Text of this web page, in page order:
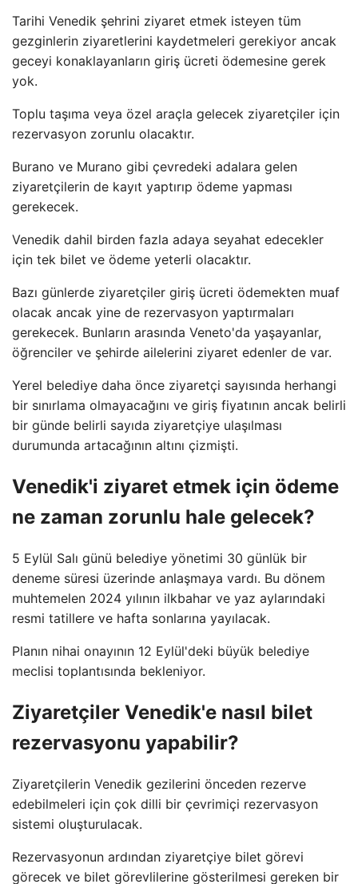
Tarihi Venedik şehrini ziyaret etmek isteyen tüm
gezginlerin ziyaretlerini kaydetmeleri gerekiyor ancak
geceyi konaklayanların giriş ücreti ödemesine gerek
yok.
Toplu taşıma veya özel araçla gelecek ziyaretçiler için
rezervasyon zorunlu olacaktır.
Burano ve Murano gibi çevredeki adalara gelen
ziyaretçilerin de kayıt yaptırıp ödeme yapması
gerekecek.
Venedik dahil birden fazla adaya seyahat edecekler
için tek bilet ve ödeme yeterli olacaktır.
Bazı günlerde ziyaretçiler giriş ücreti ödemekten muaf
olacak ancak yine de rezervasyon yaptırmaları
gerekecek. Bunların arasında Veneto'da yaşayanlar,
öğrenciler ve şehirde ailelerini ziyaret edenler de var.
Yerel belediye daha önce ziyaretçi sayısında herhangi
bir sınırlama olmayacağını ve giriş fiyatının ancak belirli
bir günde belirli sayıda ziyaretçiye ulaşılması
durumunda artacağının altını çizmişti.
Venedik'i ziyaret etmek için ödeme
ne zaman zorunlu hale gelecek?
5 Eylül Salı günü belediye yönetimi 30 günlük bir
deneme süresi üzerinde anlaşmaya vardı. Bu dönem
muhtemelen 2024 yılının ilkbahar ve yaz aylarındaki
resmi tatillere ve hafta sonlarına yayılacak.
Planın nihai onayının 12 Eylül'deki büyük belediye
meclisi toplantısında bekleniyor.
Ziyaretçiler Venedik'e nasıl bilet
rezervasyonu yapabilir?
Ziyaretçilerin Venedik gezilerini önceden rezerve
edebilmeleri için çok dilli bir çevrimiçi rezervasyon
sistemi oluşturulacak.
Rezervasyonun ardından ziyaretçiye bilet görevi
görecek ve bilet görevlilerine gösterilmesi gereken bir